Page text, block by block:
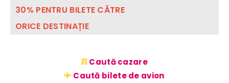
30% PENTRU BILETE CĂTRE
ORICE DESTINAȚIE
Caută cazare
Caută bilete de avion